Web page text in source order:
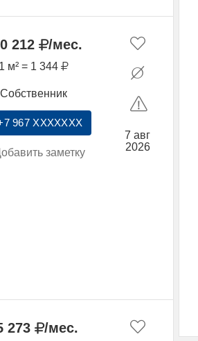
212 /мес.
1 м² = 1 344
Собственник
967 XXXXXXX
заметку
7 авг
2026
273 /мес.